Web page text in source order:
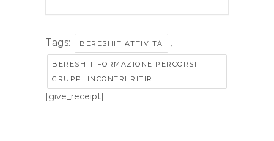
Tags: BERESHIT ATTIVITÀ ,
BERESHIT FORMAZIONE PERCORSI
GRUPPI INCONTRI RITIRI
[give_receipt]